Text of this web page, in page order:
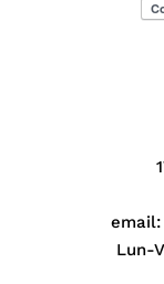
email:
Lun-